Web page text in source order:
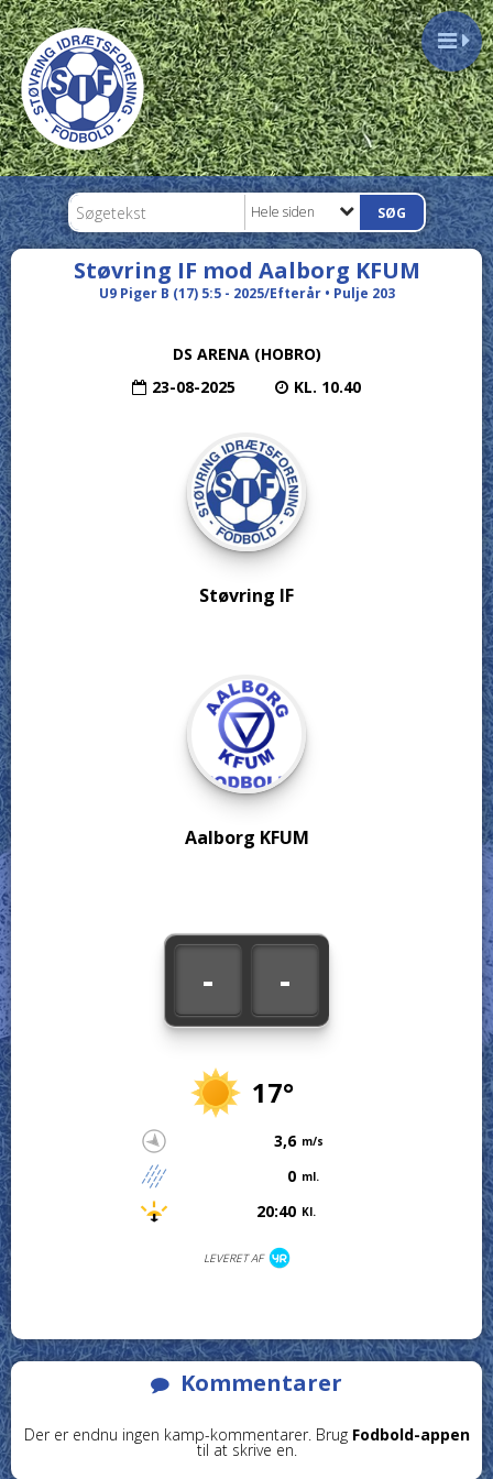
Hele siden
Støvring IF mod Aalborg KFUM
U9 Piger B (17) 5:5 - 2025/Efterår • Pulje 203
DS ARENA (HOBRO)
23-08-2025
KL. 10.40
Støvring IF
- -
17°
3,6 m/s
0 ml.
20:40 Kl.
LEVERET AF
Aalborg KFUM
Kommentarer
Der er endnu ingen kamp-kommentarer. Brug Fodbold-appen
til at skrive en.